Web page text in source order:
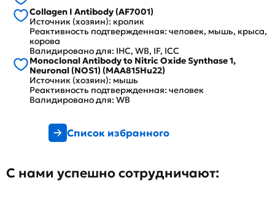
Collagen I Antibody (AF7001)
Источник (хозяин): кролик
Реактивность подтвержденная: человек, мышь, крыса,
корова
Валидировано для: IHC, WB, IF, ICC
Monoclonal Antibody to Nitric Oxide Synthase 1,
Neuronal (NOS1) (MAA815Hu22)
Источник (хозяин): мышь
Реактивность подтвержденная: человек
Валидировано для: WB
Список избранного
С нами успешно сотрудничают: